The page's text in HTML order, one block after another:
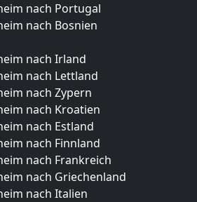
nach Portugal
nach Bosnien
nach Irland
nach Lettland
nach Zypern
nach Kroatien
nach Estland
nach Finnland
nach Frankreich
nach Griechenland
nach Italien